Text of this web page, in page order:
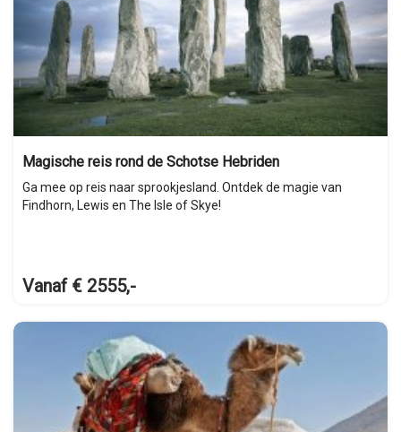
Magische reis rond de Schotse Hebriden
Ga mee op reis naar sprookjesland. Ontdek de magie van
Findhorn, Lewis en The Isle of Skye!
Vanaf € 2555,-